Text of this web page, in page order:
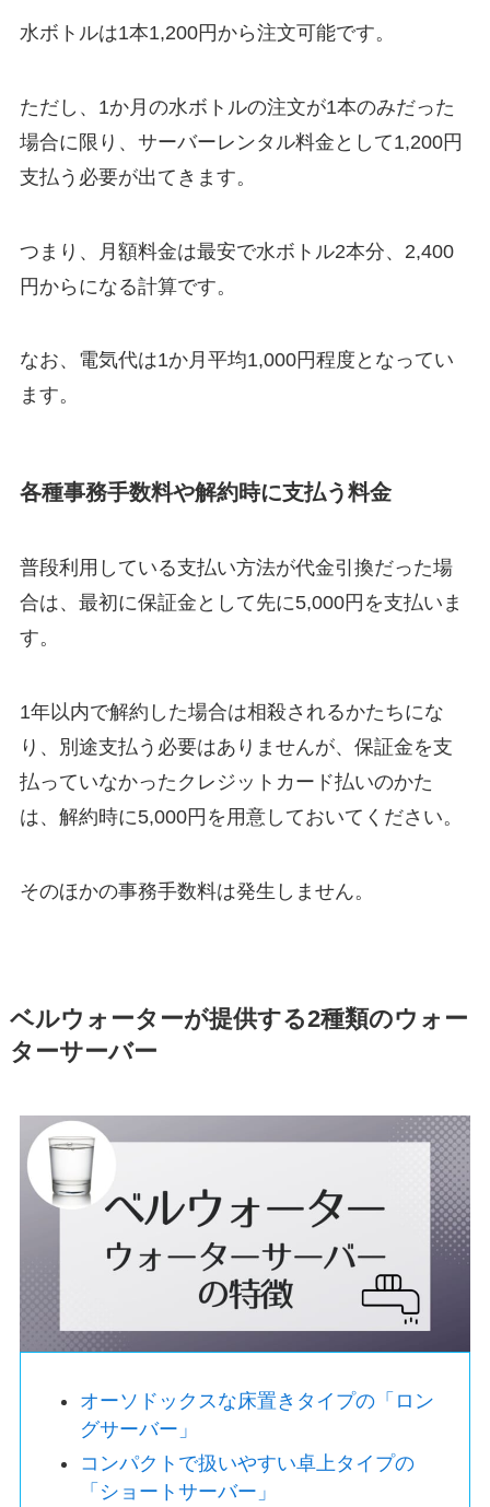
水ボトルは1本1,200円から注文可能です。
ただし、1か月の水ボトルの注文が1本のみだった
場合に限り、サーバーレンタル料金として1,200円
支払う必要が出てきます。
つまり、月額料金は最安で水ボトル2本分、2,400
円からになる計算です。
なお、電気代は1か月平均1,000円程度となってい
ます。
各種事務手数料や解約時に支払う料金
普段利用している支払い方法が代金引換だった場
合は、最初に保証金として先に5,000円を支払いま
す。
1年以内で解約した場合は相殺されるかたちにな
り、別途支払う必要はありませんが、保証金を支
払っていなかったクレジットカード払いのかた
は、解約時に5,000円を用意しておいてください。
そのほかの事務手数料は発生しません。
ベルウォーターが提供する2種類のウォー
ターサーバー
オーソドックスな床置きタイプの「ロン
グサーバー」
コンパクトで扱いやすい卓上タイプの
「ショートサーバー」